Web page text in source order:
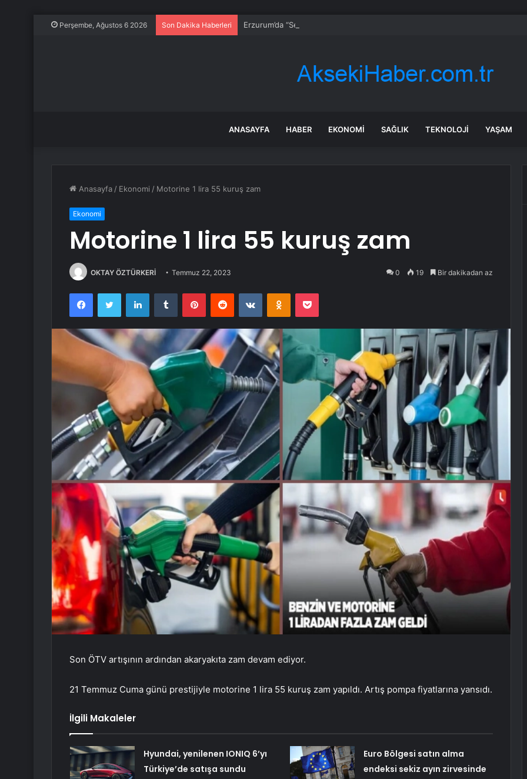
Perşembe, Ağustos 6 2026 Son Dakika Haberleri Erzurum’da “Sen Yeter ki Gülümse” farkındalığı
ANASAYFA HABER EKONOMI SAĞLIK TEKNOLOJI YAŞAM
Anasayfa / Ekonomi / Motorine 1 lira 55 kuruş zam
Ekonomi
Motorine 1 lira 55 kuruş zam
OKTAY ÖZTÜRKERİ Temmuz 22, 2023 0 19 Bir dakikadan az
FacebookTwitter LinkedInTumblr PinterestReddit VKontakteOdnoklassniki
Pocket
Son ÖTV artışının ardından akaryakıta zam devam ediyor.
21 Temmuz Cuma günü prestijiyle motorine 1 lira 55 kuruş zam yapıldı. Artış pompa fiyatlarına yansıdı.
İlgili Makaleler
Hyundai, yenilenen IONIQ 6’yı
Türkiye’de satışa sundu
Euro Bölgesi satın alma
endeksi sekiz ayın zirvesinde